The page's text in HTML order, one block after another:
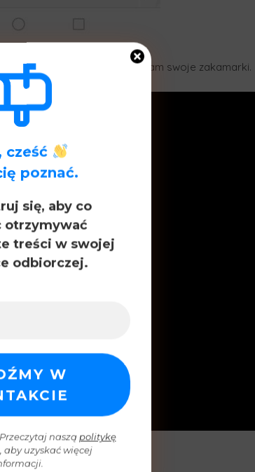
Internet chętnie odsłania nam swoje zakamarki.
cześć
poznać.
się, aby co
otrzymywać
treści w swojej
odbiorczej.
naszą politykę
, aby uzyskać więcej